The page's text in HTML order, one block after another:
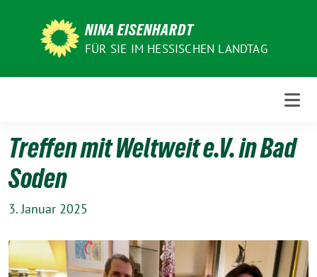
NINA EISENHARDT
FÜR SIE IM HESSISCHEN LANDTAG
Treffen mit Weltweit e.V. in Bad
Soden
3. Januar 2025